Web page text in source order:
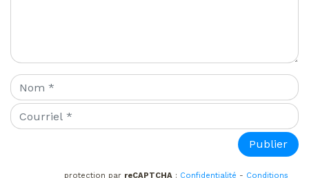
protection par reCAPTCHA : Confidentialité - Conditions